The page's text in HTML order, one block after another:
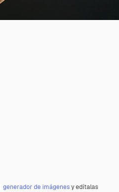
generador de imágenesy edítalas